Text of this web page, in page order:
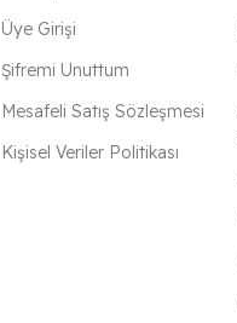
Üye Girişi
Şifremi Unuttum
Mesafeli Satış Sözleşmesi
Kişisel Veriler Politikası